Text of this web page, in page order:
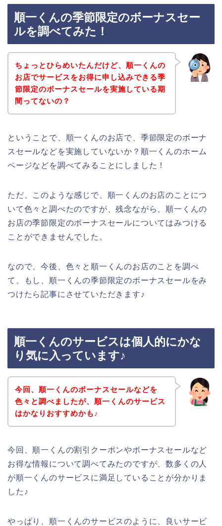
順一くんの季節限定のボーナスセー
ルを調べてみた！
ちょっとひらめいたんだけど、順一くんの
お店でサービスをお得に申し込みできる季
節限定のボーナスセールを実施している期
間ってないの？
ということで、順一くんのお店で、季節限定のボーナ
スセールなどを実施していないか？順一くんのホーム
ページなどを調べてみることにしました！
ただ、このような感じで、順一くんのお店のことにつ
いて色々と調べたのですが、残念ながら、順一くんの
お店の季節限定のボーナスセールについてはみつける
ことができませんでした。
なので、今後、色々と順一くんのお店のことを調べ
て、もし、順一くんの季節限定のボーナスセールをみ
つけたら記事にさせていただきます♪
順一くんのサービスは個人的にかな
り気に入っています♪
今回、順一くんのボーナスセールなどを
色々と調べましたが、順一くんのサービス
はかなりおすすめかも♪
今回、順一くんの割引クーポンやボーナスセールなど
お得な情報について調べてみたのですが、数多くの人
が順一くんのサービスに満足していることが分かりま
した♪
やっぱり、順一くんのサービスのように、良いサービ